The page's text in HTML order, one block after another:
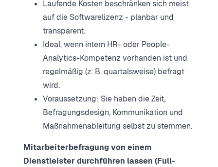
Laufende Kosten beschränken sich meist
auf die Softwarelizenz - planbar und
transparent.
Ideal, wenn intern HR- oder People-
Analytics-Kompetenz vorhanden ist und
regelmäßig (z. B. quartalsweise) befragt
wird.
Voraussetzung: Sie haben die Zeit,
Befragungsdesign, Kommunikation und
Maßnahmenableitung selbst zu stemmen.
Mitarbeiterbefragung von einem
Dienstleister durchführen lassen (Full-